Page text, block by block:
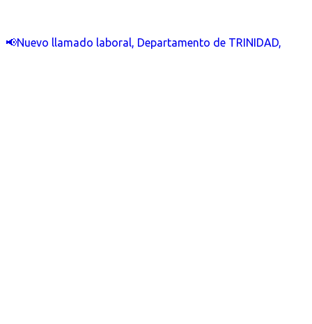
📢Nuevo llamado laboral, Departamento de TRINIDAD,